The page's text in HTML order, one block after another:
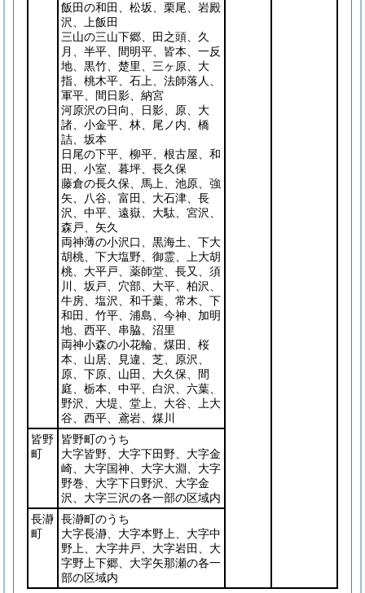
飯田の和田、松坂、栗尾、岩殿
沢、上飯田
三山の三山下郷、田之頭、久
月、半平、間明平、皆本、一反
地、黒竹、楚里、三ヶ原、大
指、桃木平、石上、法師落人、
軍平、間日影、納宮
河原沢の日向、日影、原、大
諸、小金平、林、尾ノ内、橋
詰、坂本
日尾の下平、柳平、根古屋、和
田、小室、暮坪、長久保
藤倉の長久保、馬上、池原、強
矢、八谷、富田、大石津、長
沢、中平、遠嶽、大駄、宮沢、
森戸、矢久
両神薄の小沢口、黒海土、下大
胡桃、下大塩野、御霊、上大胡
桃、大平戸、薬師堂、長又、須
川、坂戸、穴部、大平、柏沢、
牛房、塩沢、和千葉、常木、下
和田、竹平、浦島、今神、加明
地、西平、串脇、沼里
両神小森の小花輪、煤田、桜
本、山居、見違、芝、原沢、
原、下原、山田、大久保、間
庭、栃本、中平、白沢、六葉、
野沢、大堤、堂上、大谷、上大
谷、西平、鳶岩、煤川
皆野
町
皆野町のうち
大字皆野、大字下田野、大字金
崎、大字国神、大字大淵、大字
野巻、大字下日野沢、大字金
沢、大字三沢の各一部の区域内
長瀞
町
長瀞町のうち
大字長瀞、大字本野上、大字中
野上、大字井戸、大字岩田、大
字野上下郷、大字矢那瀬の各一
部の区域内